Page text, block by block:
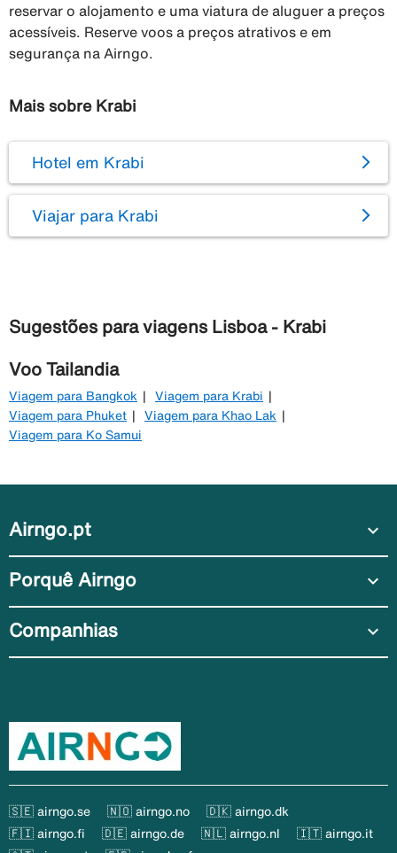
reservar o alojamento e uma viatura de aluguer a preços
acessíveis. Reserve voos a preços atrativos e em
segurança na Airngo.
Mais sobre Krabi
Hotel em Krabi
Viajar para Krabi
Sugestões para viagens Lisboa - Krabi
Voo Tailandia
Viagem para Bangkok
Viagem para Krabi
Viagem para Phuket
Viagem para Khao Lak
Viagem para Ko Samui
Airngo.pt expand_more
Porquê Airngo expand_more
Companhias expand_more
🇸🇪 airngo.se 🇳🇴 airngo.no
🇩🇰 airngo.dk
🇫🇮 airngo.fi
🇩🇪 airngo.de 🇳🇱 airngo.nl
🇮🇹 airngo.it